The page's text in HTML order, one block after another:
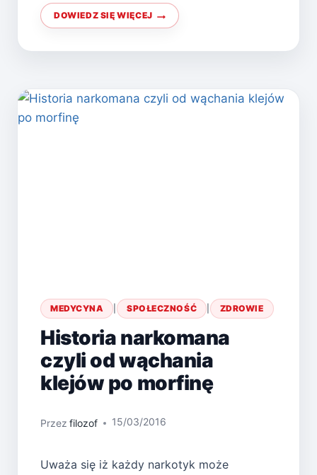
DOWIEDZ SIĘ WIĘCEJ
POMÓŻ
BLISKIEJ
MEDYCYNA | SPOŁECZNOŚĆ ZDROWIE
Historia narkomana
czyli od wąchania
klejów po morfinę
Przez filozof 15/03/2016
Uważa się iż każdy narkotyk może